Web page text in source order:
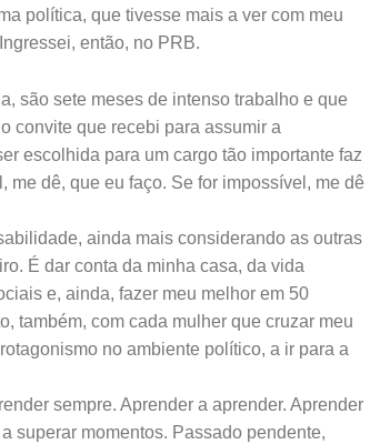
política, que tivesse mais a ver com meu
então, no PRB.
são sete meses de intenso trabalho e que
convite que recebi para assumir a
escolhida para um cargo tão importante faz
dê, que eu faço. Se for impossível, me dê
ainda mais considerando as outras
É dar conta da minha casa, da vida
e, ainda, fazer meu melhor em 50
também, com cada mulher que cruzar meu
no ambiente político, a ir para a
sempre. Aprender a aprender. Aprender
superar momentos. Passado pendente,